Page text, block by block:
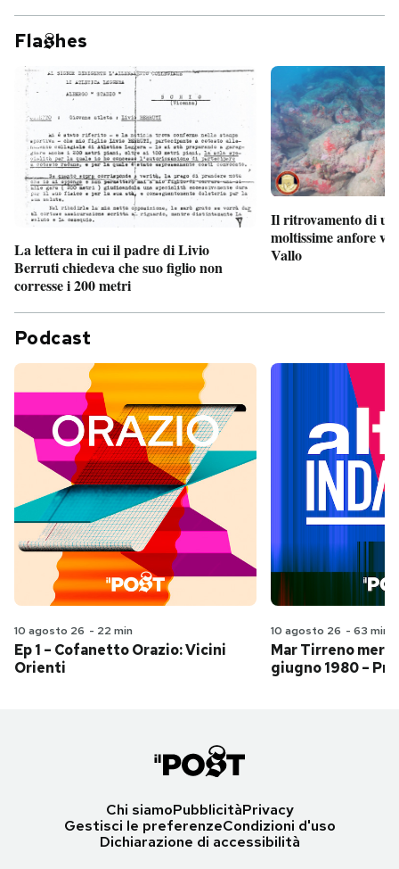
Fla hes
La lettera in cui il padre di Livio
Berruti chiedeva che suo figlio non
corresse i 200 metri
Il ritrovamento di
moltissime anfore
Vallo
Podcast
10 agosto 26 - 22 min
Ep 1 – Cofanetto Orazio: Vicini
Orienti
10 agosto 26 - 63 min
Mar Tirreno
giugno 1980 –
Chi siamoPubblicitàPrivacy
Gestisci le preferenzeCondizioni d'uso
Dichiarazione di accessibilità